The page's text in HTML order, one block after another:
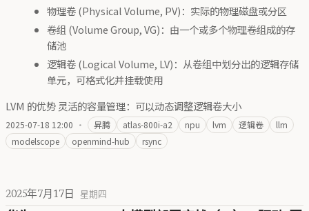
物理卷 (Physical Volume, PV)：实际的物理磁盘或分区
卷组 (Volume Group, VG)：由一个或多个物理卷组成的存
储池
逻辑卷 (Logical Volume, LV)：从卷组中划分出的逻辑存储
单元，可格式化并挂载使用
LVM 的优势 灵活的容量管理：可以动态调整逻辑卷大小
2025-07-18 12:00 · 昇腾 atlas-800i-a2 npu lvm 逻辑卷
llm
modelscope
openmind-hub rsync
2025年7月17日 星期四